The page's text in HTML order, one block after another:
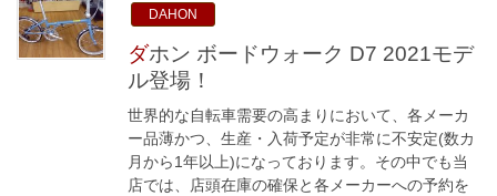
DAHON
ダホン ボードウォーク D7 2021モデ
ル登場！
世界的な自転車需要の高まりにおいて、各メーカ
ー品薄かつ、生産・入荷予定が非常に不安定(数カ
月から1年以上)になっております。その中でも当
店では、店頭在庫の確保と各メーカーへの予約を